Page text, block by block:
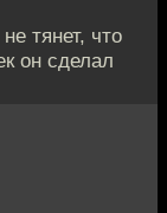
тянет, что
он сделал